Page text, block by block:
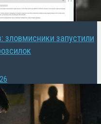
зловмисники запустили